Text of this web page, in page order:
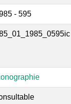
- 595